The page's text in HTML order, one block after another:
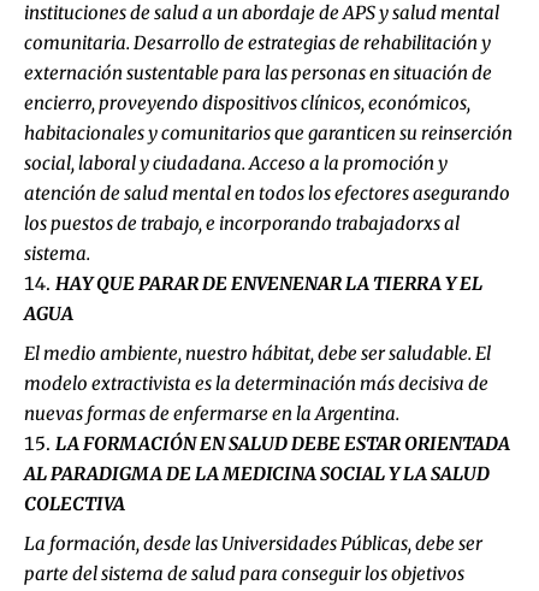
instituciones de salud a un abordaje de APS y salud mental
comunitaria. Desarrollo de estrategias de rehabilitación y
externación sustentable para las personas en situación de
encierro, proveyendo dispositivos clínicos, económicos,
habitacionales y comunitarios que garanticen su reinserción
social, laboral y ciudadana. Acceso a la promoción y
atención de salud mental en todos los efectores asegurando
los puestos de trabajo, e incorporando trabajadorxs al
sistema.
HAY QUE PARAR DE ENVENENAR LA TIERRA Y EL
AGUA
El medio ambiente, nuestro hábitat, debe ser saludable. El
modelo extractivista es la determinación más decisiva de
nuevas formas de enfermarse en la Argentina.
LA FORMACIÓN EN SALUD DEBE ESTAR ORIENTADA
AL PARADIGMA DE LA MEDICINA SOCIAL Y LA SALUD
COLECTIVA
La formación, desde las Universidades Públicas, debe ser
parte del sistema de salud para conseguir los objetivos